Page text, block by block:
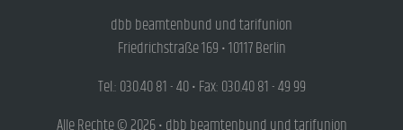
dbb beamtenbund und tarifunion
Friedrichstraße 169 • 10117 Berlin
Tel.: 030.40 81 - 40 • Fax: 030.40 81 - 49 99